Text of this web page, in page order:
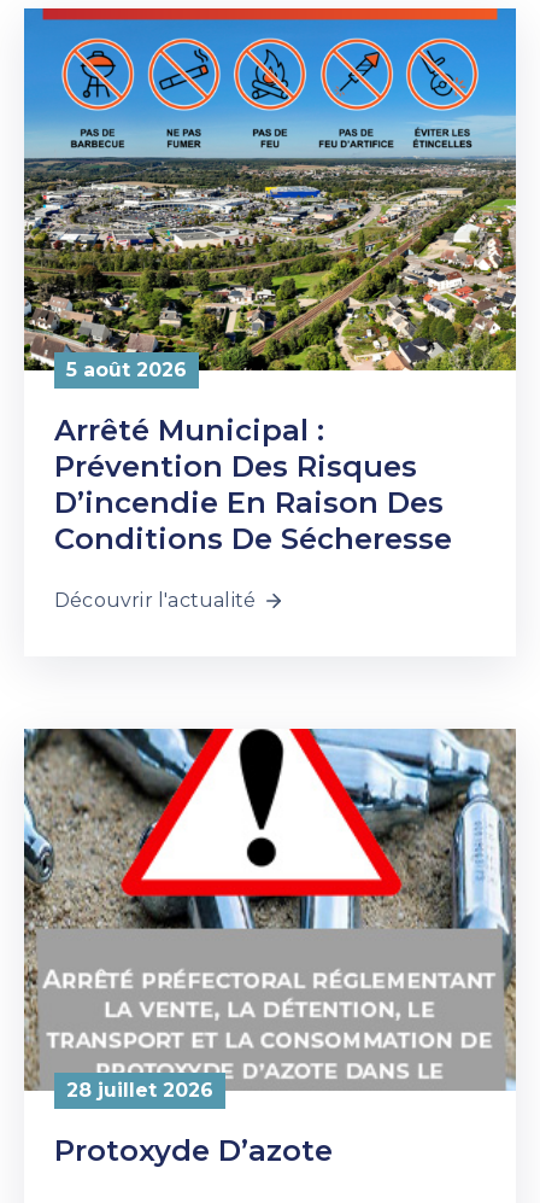
5 août 2026
Arrêté Municipal :
Prévention Des Risques
D’incendie En Raison Des
Conditions De Sécheresse
Découvrir l'actualité
28 juillet 2026
Protoxyde D’azote